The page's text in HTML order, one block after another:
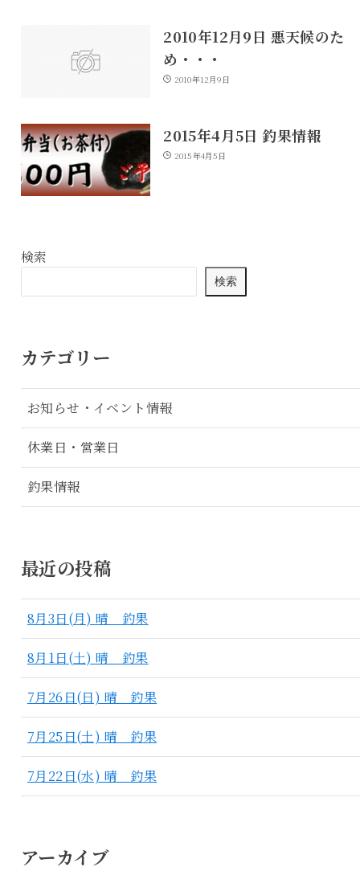
2010年12月9日 悪天候のた
め・・・
2010年12月9日
2015年4月5日 釣果情報
2015年4月5日
検索
検索
カテゴリー
お知らせ・イベント情報
休業日・営業日
釣果情報
最近の投稿
8月3日(月) 晴 釣果
8月1日(土) 晴 釣果
7月26日(日) 晴 釣果
7月25日(土) 晴 釣果
7月22日(水) 晴 釣果
アーカイブ